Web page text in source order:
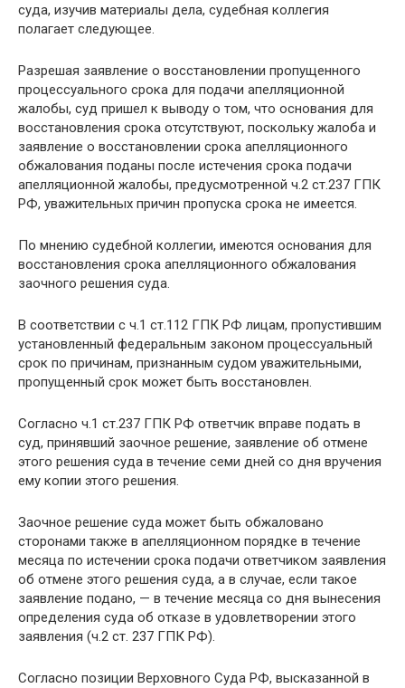
суда, изучив материалы дела, судебная коллегия
полагает следующее.
Разрешая заявление о восстановлении пропущенного
процессуального срока для подачи апелляционной
жалобы, суд пришел к выводу о том, что основания для
восстановления срока отсутствуют, поскольку жалоба и
заявление о восстановлении срока апелляционного
обжалования поданы после истечения срока подачи
апелляционной жалобы, предусмотренной ч.2 ст.237 ГПК
РФ, уважительных причин пропуска срока не имеется.
По мнению судебной коллегии, имеются основания для
восстановления срока апелляционного обжалования
заочного решения суда.
В соответствии с ч.1 ст.112 ГПК РФ лицам, пропустившим
установленный федеральным законом процессуальный
срок по причинам, признанным судом уважительными,
пропущенный срок может быть восстановлен.
Согласно ч.1 ст.237 ГПК РФ ответчик вправе подать в
суд, принявший заочное решение, заявление об отмене
этого решения суда в течение семи дней со дня вручения
ему копии этого решения.
Заочное решение суда может быть обжаловано
сторонами также в апелляционном порядке в течение
месяца по истечении срока подачи ответчиком заявления
об отмене этого решения суда, а в случае, если такое
заявление подано, — в течение месяца со дня вынесения
определения суда об отказе в удовлетворении этого
заявления (ч.2 ст. 237 ГПК РФ).
Согласно позиции Верховного Суда РФ, высказанной в